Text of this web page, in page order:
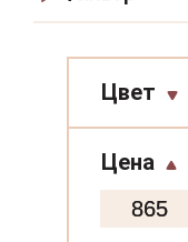
Цвет
капучино
белый
Цена